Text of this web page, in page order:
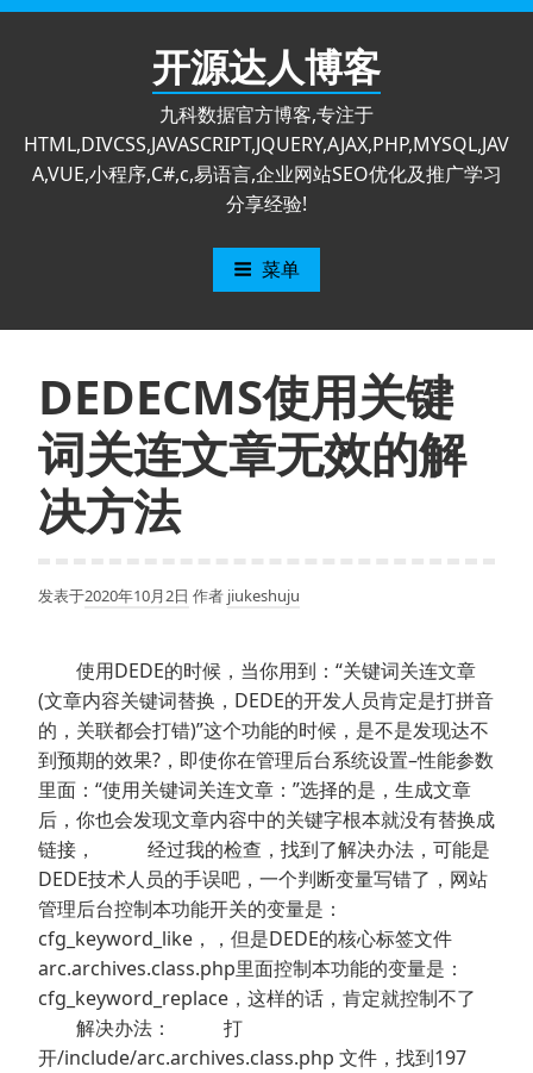
跳
开源达人博客
九科数据官方博客,专注于
HTML,DIVCSS,JAVASCRIPT,JQUERY,AJAX,PHP,MYSQL,JAV
A,VUE,小程序,C#,c,易语言,企业网站SEO优化及推广学习
分享经验!
菜单
DEDECMS使用关键
词关连文章无效的解
决方法
发表于2020年10月2日 作者 jiukeshuju
使用DEDE的时候，当你用到：“关键词关连文章
(文章内容关键词替换，DEDE的开发人员肯定是打拼音
的，关联都会打错)”这个功能的时候，是不是发现达不
到预期的效果?，即使你在管理后台系统设置–性能参数
里面：“使用关键词关连文章：”选择的是，生成文章
后，你也会发现文章内容中的关键字根本就没有替换成
链接， 经过我的检查，找到了解决办法，可能是
DEDE技术人员的手误吧，一个判断变量写错了，网站
管理后台控制本功能开关的变量是：
cfg_keyword_like，，但是DEDE的核心标签文件
arc.archives.class.php里面控制本功能的变量是：
cfg_keyword_replace，这样的话，肯定就控制不了
解决办法： 打
开/include/arc.archives.class.php 文件，找到197